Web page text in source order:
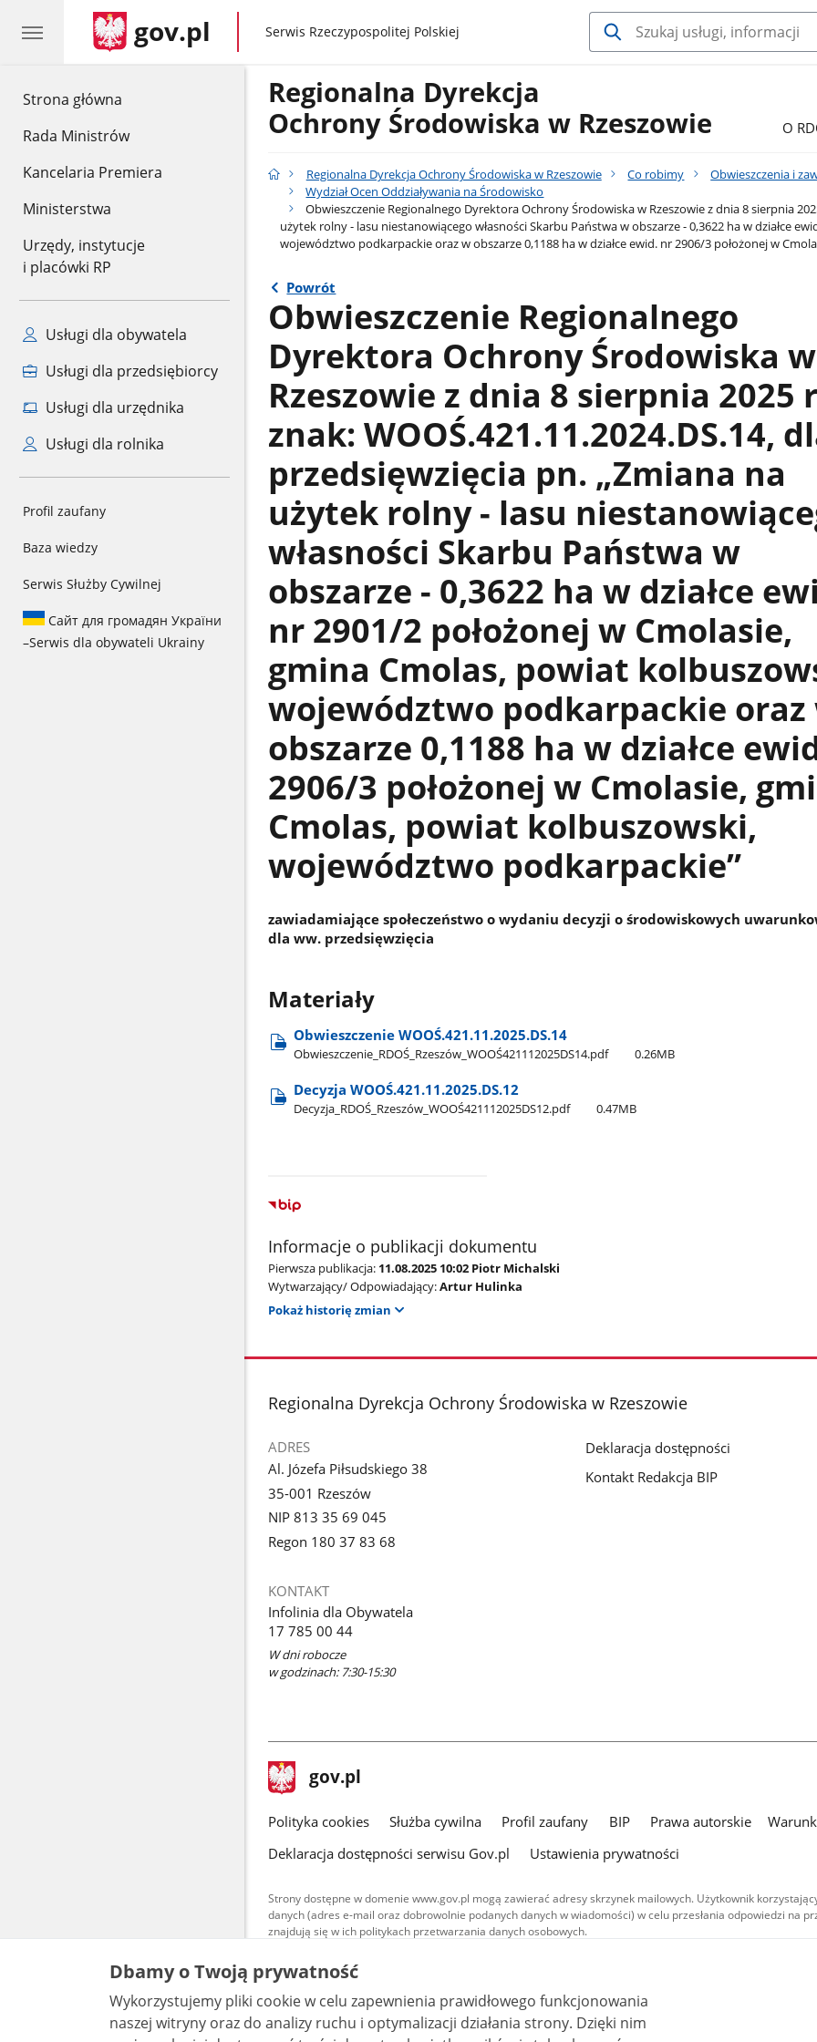
Strona główna
Rada Ministrów
Kancelaria Premiera
Ministerstwa
Urzędy, instytucje
i placówki RP
Usługi dla obywatela
Usługi dla przedsiębiorcy
Usługi dla urzędnika
Usługi dla rolnika
Profil zaufany
Baza wiedzy
Serwis Służby Cywilnej
Сайт для громадян України
–Serwis dla obywateli Ukrainy
gov.pl gov.pl
Serwis Rzeczypospolitej Polskiej
Regionalna Dyrekcja
Ochrony Środowiska w Rzeszowie
O
Regionalna Dyrekcja Ochrony Środowiska w Rzeszowie Co robimy Obwieszczenia i
Wydział Ocen Oddziaływania na Środowisko
Obwieszczenie Regionalnego Dyrektora Ochrony Środowiska w Rzeszowie z dnia 8 sierpnia
użytek rolny - lasu niestanowiącego własności Skarbu Państwa w obszarze - 0,3622 ha w działce
województwo podkarpackie oraz w obszarze 0,1188 ha w działce ewid. nr 2906/3 położonej w
Powrót
Obwieszczenie Regionalnego
Dyrektora Ochrony Środowiska w
Rzeszowie z dnia 8 sierpnia 2025
znak: WOOŚ.421.11.2024.DS.14,
przedsięwzięcia pn. „Zmiana na
użytek rolny - lasu
własności Skarbu Państwa w
obszarze - 0,3622 ha w działce
nr 2901/2 położonej w Cmolasie,
gmina Cmolas, powiat
województwo podkarpackie oraz
obszarze 0,1188 ha w działce
2906/3 położonej w Cmolasie,
Cmolas, powiat kolbuszowski,
województwo podkarpackie”
zawiadamiające społeczeństwo o wydaniu decyzji o środowiskowych
dla ww. przedsięwzięcia
Materiały
Obwieszczenie WOOŚ.421.11.2025.DS.14
Obwieszczenie​_RDOŚ​_Rzeszów​_WOOŚ421112025DS14.pdf 0.26MB
Decyzja WOOŚ.421.11.2025.DS.12
Decyzja​_RDOŚ​_Rzeszów​_WOOŚ421112025DS12.pdf 0.47MB
Informacje o publikacji dokumentu
Pierwsza publikacja: 11.08.2025 10:02 Piotr Michalski
Wytwarzający/ Odpowiadający:Artur Hulinka
Pokaż historię zmian
stopka
Regionalna Dyrekcja Ochrony Środowiska w Rzeszowie
ADRES
Al. Józefa Piłsudskiego 38
35-001 Rzeszów
NIP 813 35 69 045
Regon 180 37 83 68
KONTAKT
Infolinia dla Obywatela
17 785 00 44
W dni robocze
w godzinach: 7:30-15:30
Deklaracja dostępności
Kontakt Redakcja BIP
stopka
gov.pl Strona
gov.pl
gov.pl
Polityka cookies Służba cywilna Profil zaufany BIP Prawa autorskie
Deklaracja dostępności serwisu Gov.pl
Ustawienia prywatności
Strony dostępne w domenie www.gov.pl mogą zawierać adresy skrzynek mailowych. Użytkownik
danych (adres e-mail oraz dobrowolnie podanych danych w wiadomości) w celu przesłania odpowiedzi na
znajdują się w ich politykach przetwarzania danych osobowych.
Treści tekstowe publikowane w serwisie (z wyłączeniem treści audiowizualnych), są
udostępniane na licencji typu Creative Commons: uznanie autorstwa - na tych samych
warunkach 4.0 (CC BY-SA 4.0). Materiały audiowizualne, w tym zdjęcia, materiały audio i wideo,
są udostępniane na licencji typu Creative Commons: uznanie autorstwa użycie niekomercyjne -
bez utworów zależnych 4.0 (CC BY-NC-ND 4.0), o ile nie jest to stwierdzone inaczej.
Dbamy o Twoją prywatność
Wykorzystujemy pliki cookie w celu zapewnienia prawidłowego funkcjonowania
naszej witryny oraz do analizy ruchu i optymalizacji działania strony. Dzięki nim